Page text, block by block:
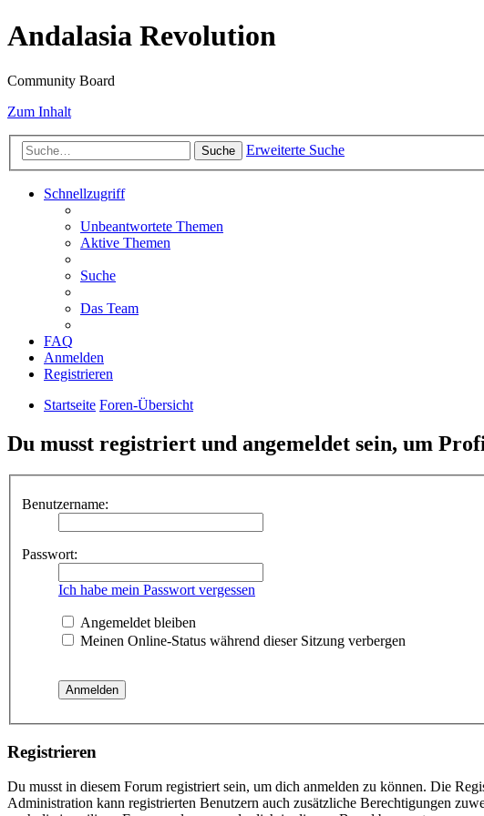
Andalasia Revolution
Community Board
Zum Inhalt
Suche Erweiterte Suche
Schnellzugriff
Unbeantwortete Themen
Aktive Themen
Suche
Das Team
FAQ
Anmelden
Registrieren
Startseite Foren-Übersicht
Du musst registriert und angemeldet sein, um
Benutzername:
Passwort:
Ich habe mein Passwort vergessen
Angemeldet bleiben
Meinen Online-Status während dieser Sitzung verbergen
Registrieren
Du musst in diesem Forum registriert sein, um dich anmelden zu können. Die
Administration kann registrierten Benutzern auch zusätzliche Berechtigungen